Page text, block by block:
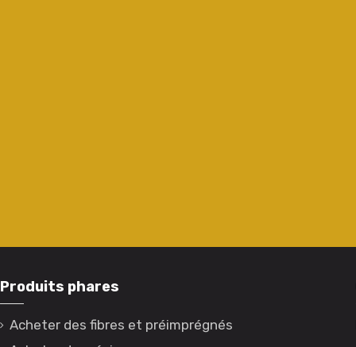
Produits phares
Acheter des fibres et préimprégnés